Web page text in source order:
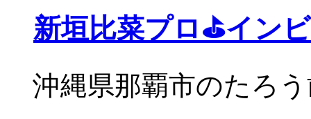
新垣比菜プロ⛳️イン
沖縄県那覇市のたろ